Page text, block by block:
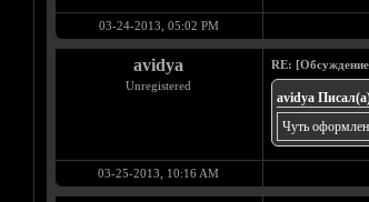
03-24-2013, 05:02 PM
avidya
Unregistered
RE:
avidya
Чуть
03-25-2013, 10:16 AM